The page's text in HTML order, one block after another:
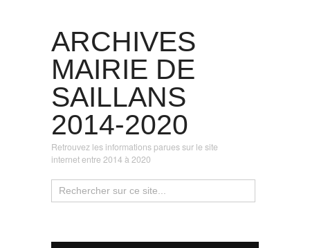
ARCHIVES
MAIRIE DE
SAILLANS
2014-2020
Retrouvez les informations parues sur le site
internet entre 2014 à 2020